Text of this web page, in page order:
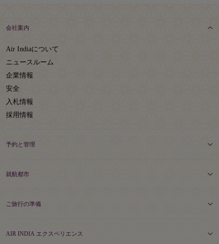
会社案内
Air Indiaについて
ニュースルーム
企業情報
安全
入札情報
採用情報
予約と管理
就航都市
ご旅行の準備
AIR INDIA エクスペリエンス